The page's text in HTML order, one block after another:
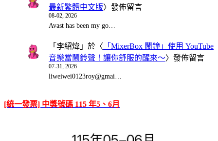
最新繁體中文版〉發佈留言
08-02, 2026
Avast has been my go…
「 李紹煒 」於〈 「MixerBox 鬧鐘」使用 YouTube
音樂當鬧鈴聲！讓你舒服的醒來～〉發佈留言
07-31, 2026
liweiwei0123roy@gmai…
[統一發票] 中獎號碼 115 年5、6月